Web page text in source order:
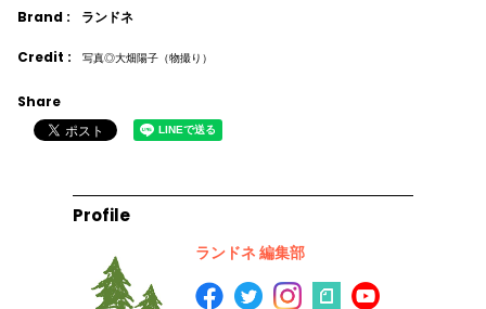
Brand : ランドネ
Credit : 写真◎大畑陽子（物撮り）
Share
Profile
ランドネ 編集部